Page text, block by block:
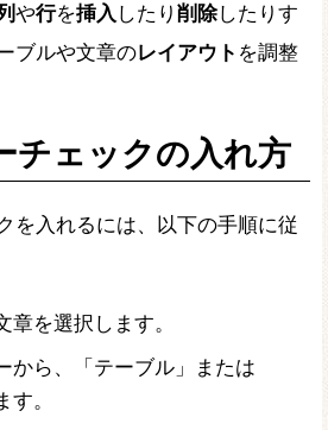
や行を挿入したり削除したりす
ブルや文章のレイアウト を調整
チェックの入れ方
を入れるには、以下の手順に従
を選択します。
から、「テーブル」または
す。